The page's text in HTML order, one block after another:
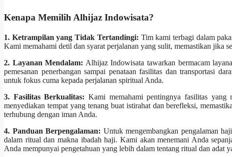
Kenapa Memilih Alhijaz Indowisata?
1. Ketrampilan yang Tidak Tertandingi: Tim kami terbagi dalam
Kami memahami detil dan syarat perjalanan yang sulit, memastikan jika
2. Layanan Mendalam: Alhijaz Indowisata tawarkan bermacam
pemesanan penerbangan sampai penataan fasilitas dan transportasi
untuk fokus cuma kepada perjalanan spiritual Anda.
3. Fasilitas Berkualitas: Kami memahami pentingnya fasilitas
menyediakan tempat yang tenang buat istirahat dan berefleksi,
terhubung dengan iman Anda.
4. Panduan Berpengalaman: Untuk mengembangkan pengalaman
dalam ritual dan makna ibadah haji. Kami akan menemani Anda
Anda mempunyai pengetahuan yang lebih dalam tentang ritual dan adat